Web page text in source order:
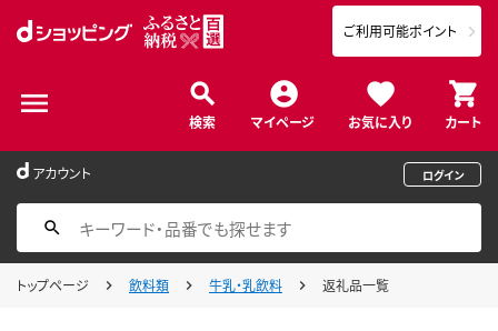
検索 マイページ お気に入り カート
ご利用可能ポイント
アカウント ログイン
トップページ 飲料類 牛乳・乳飲料 返礼品一覧